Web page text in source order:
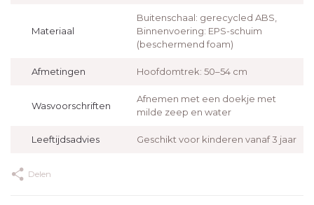
Materiaal
Buitenschaal: gerecycled ABS,
Binnenvoering: EPS-schuim
(beschermend foam)
Afmetingen Hoofdomtrek: 50–54 cm
Wasvoorschriften
Afnemen met een doekje met
milde zeep en water
Leeftijdsadvies Geschikt voor kinderen vanaf 3 jaar
Delen